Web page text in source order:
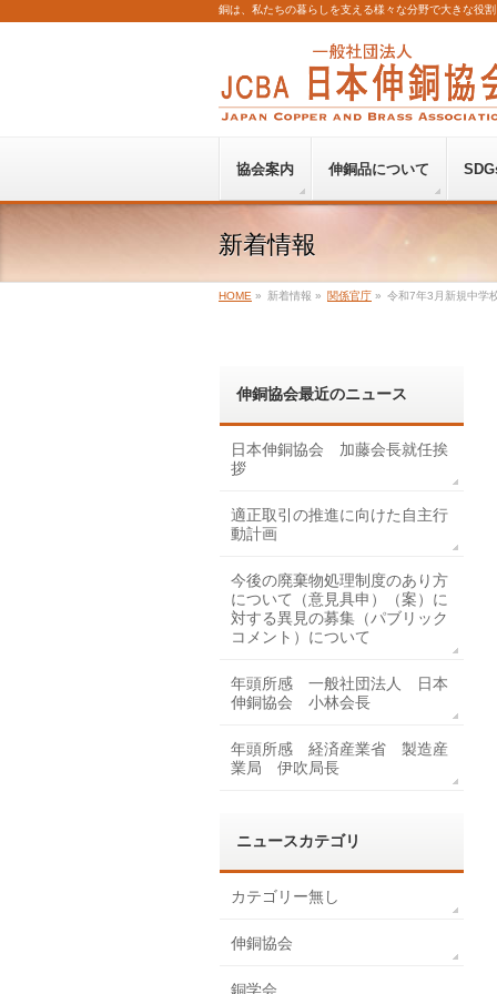
銅は、私たちの暮らしを支える様々な分野で大きな役
協会案内 伸銅品について
新着情報
HOME » 新着情報 » 関係官庁 » 令和7年3月新規中学
伸銅協会最近のニュース
日本伸銅協会 加藤会長就任挨
拶
適正取引の推進に向けた自主行
動計画
今後の廃棄物処理制度のあり方
について（意見具申）（案）に
対する異見の募集（パブリック
コメント）について
年頭所感 一般社団法人 日本
伸銅協会 小林会長
年頭所感 経済産業省 製造産
業局 伊吹局長
ニュースカテゴリ
カテゴリー無し
伸銅協会
銅学会